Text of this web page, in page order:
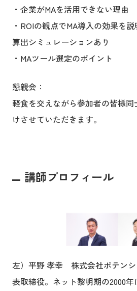
・企業がMAを活用できない理由
・ROIの観点でMA導入の効果
算出シミュレーションあり
・MAツール選定のポイント
懇親会：
軽食を交えながら参加者の皆様
けさせていただきます。
講師プロフィール
左）平野 孝幸 株式会社ポテン
表取締役。ネット黎明期の2000